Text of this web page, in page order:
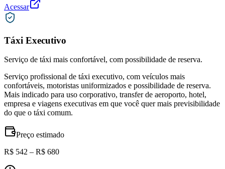
Acessar
Táxi Executivo
Serviço de táxi mais confortável, com possibilidade de reserva.
Serviço profissional de táxi executivo, com veículos mais
confortáveis, motoristas uniformizados e possibilidade de reserva.
Mais indicado para uso corporativo, transfer de aeroporto, hotel,
empresa e viagens executivas em que você quer mais previsibilidade
do que o táxi comum.
Preço estimado
R$ 542 – R$ 680